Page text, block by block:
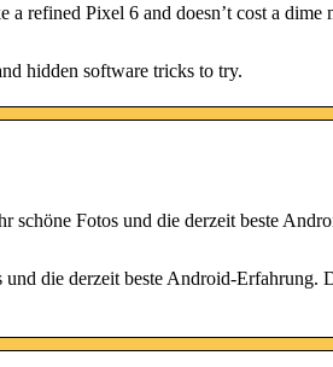
Pixel 6 and doesn’t cost a dime
hidden software tricks to try.
Fotos und die derzeit beste
die derzeit beste Android-Erfahrung.